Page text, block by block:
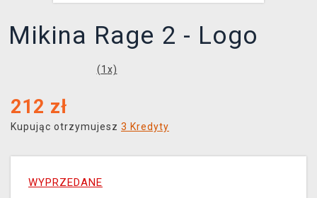
Mikina Rage 2 - Logo
(1 x)
212 zł
Kupując otrzymujesz 3 Kredyty
WYPRZEDANE